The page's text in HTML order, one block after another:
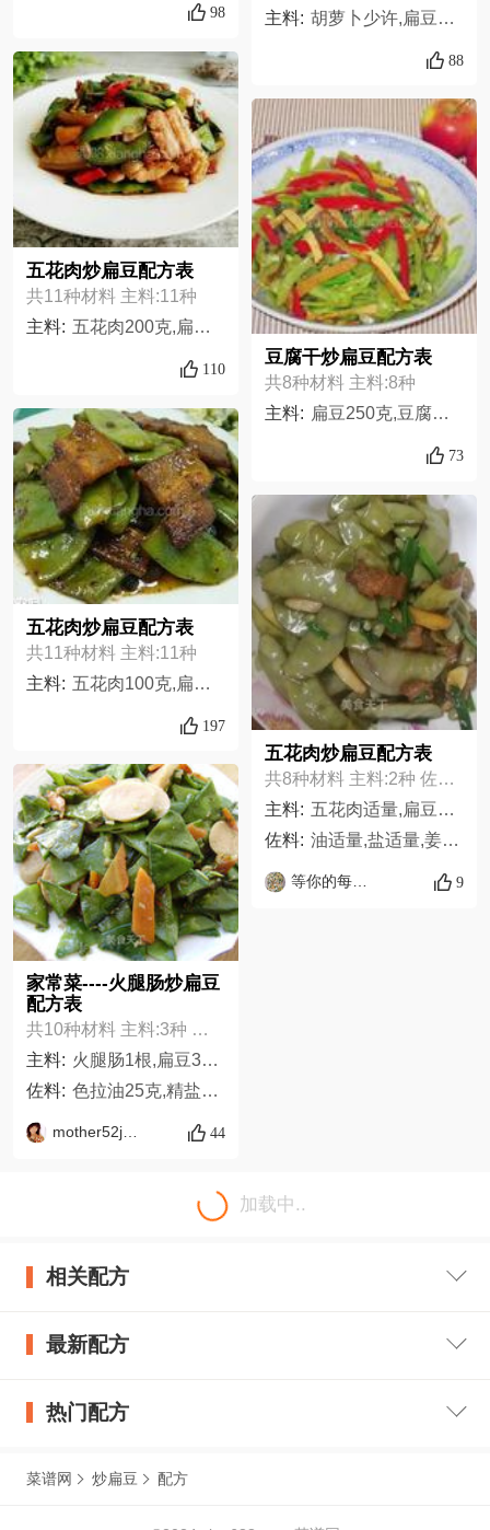
98
五花肉炒扁豆配方表
共11种材料 主料:11种
主料: 五花肉200克,扁豆200克,红椒一个,葱少许,姜少许,大蒜四瓣,盐少许,油适量,鸡精少许,老抽少许,十三香少许
110
五花肉炒扁豆配方表
共11种材料 主料:11种
主料: 五花肉100克,扁豆适量,盐适量,食用油适量,味精适量,白糖适量,酱油适量,料酒适量,姜适量,蒜适量,豆豉适量
197
家常菜----火腿肠炒扁豆
配方表
共10种材料 主料:3种 佐料:7种
主料: 火腿肠1根,扁豆300克,胡萝卜适量
佐料: 色拉油25克,精盐3克,生抽5克,五香粉2克,味精3克,葱末3克,姜末3克
mother52julina 44
主料: 胡萝卜少许,扁豆300克,火腿肠1根,生抽5克,五香粉2克,精盐3克,葱3克,味精3克,姜3克,色拉油25克,
88
豆腐干炒扁豆配方表
共8种材料 主料:8种
主料: 扁豆250克,豆腐干150克,盐2克,油20克,香葱50克,红尖椒1根,青尖椒1根,酱油8毫升,
73
五花肉炒扁豆配方表
共8种材料 主料:2种 佐料:6种
主料: 五花肉适量,扁豆适量,
佐料: 油适量,盐适量,姜适量,老抽适量,葱花适量,蒜适量
等你的每一餐 9
加载中..
相关配方
最新配方
热门配方
菜谱网 炒扁豆 配方